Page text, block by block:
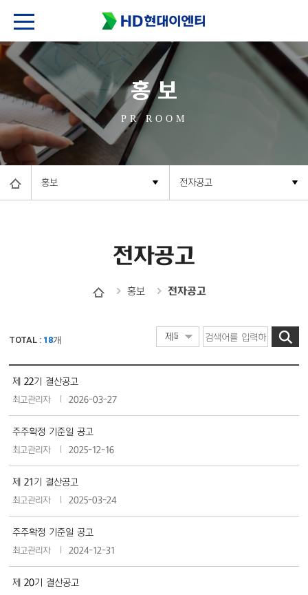
홍 보
PR ROOM
홍보 전자공고
전자공고
홍보 전자공고
TOTAL : 18개
제 22기 결산공고
최고관리자 2026-03-27
주주확정 기준일 공고
최고관리자 2025-12-16
제 21기 결산공고
최고관리자 2025-03-24
주주확정 기준일 공고
최고관리자 2024-12-31
제 20기 결산공고